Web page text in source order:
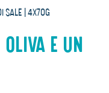
SALE | 4X70G
E UN